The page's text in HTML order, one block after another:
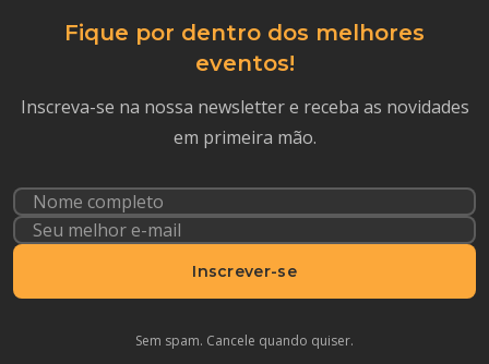
Fique por dentro dos melhores
eventos!
Inscreva-se na nossa newsletter e receba as novidades
em primeira mão.
Inscrever-se
Sem spam. Cancele quando quiser.